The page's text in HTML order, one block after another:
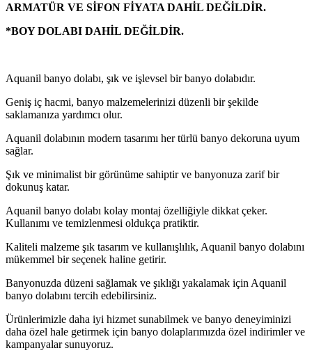
ARMATÜR VE SİFON FİYATA DAHİL DEĞİLDİR.
*BOY DOLABI DAHİL DEĞİLDİR.
Aquanil banyo dolabı, şık ve işlevsel bir banyo dolabıdır.
Geniş iç hacmi, banyo malzemelerinizi düzenli bir şekilde
saklamanıza yardımcı olur.
Aquanil dolabının modern tasarımı her türlü banyo dekoruna uyum
sağlar.
Şık ve minimalist bir görünüme sahiptir ve banyonuza zarif bir
dokunuş katar.
Aquanil banyo dolabı kolay montaj özelliğiyle dikkat çeker.
Kullanımı ve temizlenmesi oldukça pratiktir.
Kaliteli malzeme şık tasarım ve kullanışlılık, Aquanil banyo dolabını
mükemmel bir seçenek haline getirir.
Banyonuzda düzeni sağlamak ve şıklığı yakalamak için Aquanil
banyo dolabını tercih edebilirsiniz.
Ürünlerimizle daha iyi hizmet sunabilmek ve banyo deneyiminizi
daha özel hale getirmek için banyo dolaplarımızda özel indirimler ve
kampanyalar sunuyoruz.